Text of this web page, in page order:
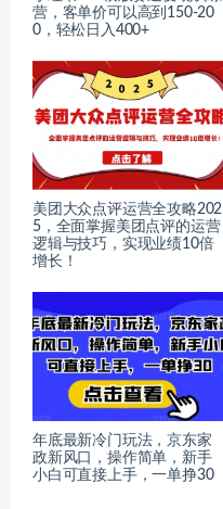
营，客单价可以高到150-20
0，轻松日入400+
美团大众点评运营全攻略202
5，全面掌握美团点评的运营
逻辑与技巧，实现业绩10倍
增长！
年底最新冷门玩法，京东家
政新风口，操作简单，新手
小白可直接上手，一单挣30